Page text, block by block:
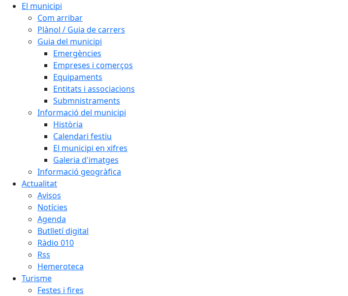
El municipi
Com arribar
Plànol / Guia de carrers
Guia del municipi
Emergències
Empreses i comerços
Equipaments
Entitats i associacions
Submnistraments
Informació del municipi
Història
Calendari festiu
El municipi en xifres
Galeria d'imatges
Informació geogràfica
Actualitat
Avisos
Notícies
Agenda
Butlletí digital
Ràdio 010
Rss
Hemeroteca
Turisme
Festes i fires